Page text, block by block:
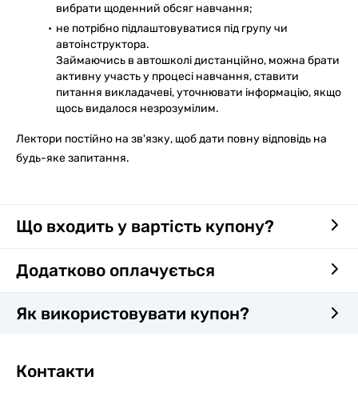
вибрати щоденний обсяг навчання;
не потрібно підлаштовуватися під групу чи
автоінструктора.
Займаючись в автошколі дистанційно, можна брати
активну участь у процесі навчання, ставити
питання викладачеві, уточнювати інформацію, якщо
щось видалося незрозумілим.
Лектори постійно на зв'язку, щоб дати повну відповідь на
будь-яке запитання.
Що входить у вартість купону?
Додатково оплачується
Як використовувати купон?
Контакти